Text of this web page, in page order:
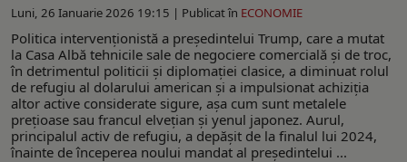
Luni, 26 Ianuarie 2026 19:15 | Publicat în ECONOMIE
Politica intervenționistă a președintelui Trump, care a mutat
la Casa Albă tehnicile sale de negociere comercială și de troc,
în detrimentul politicii și diplomației clasice, a diminuat rolul
de refugiu al dolarului american și a impulsionat achiziția
altor active considerate sigure, așa cum sunt metalele
prețioase sau francul elvețian și yenul japonez. Aurul,
principalul activ de refugiu, a depășit de la finalul lui 2024,
înainte de începerea noului mandat al președintelui ...